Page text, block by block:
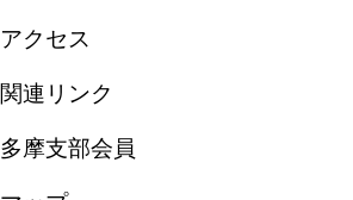
アクセス
関連リンク
多摩支部会員